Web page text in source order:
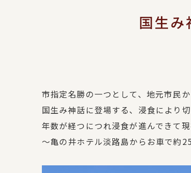
国生
市指定名勝の一つとして、地元市民
国生み神話に登場する、浸食により
年数が経つにつれ浸食が進んできて
～亀の井ホテル淡路島からお車で約